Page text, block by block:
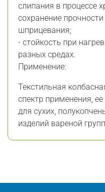
слипания в процессе
сохранение
шприцевания;
- стойкость при
разных средах.
Применение:
Текстильная
спектр применения,
для сухих,
изделий вареной